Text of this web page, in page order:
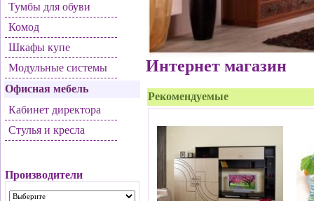
Тумбы для обуви
Комод
Шкафы купе
Модульные системы
Офисная мебель
Кабинет директора
Стулья и кресла
Производители
Интернет магазин
Рекомендуемые